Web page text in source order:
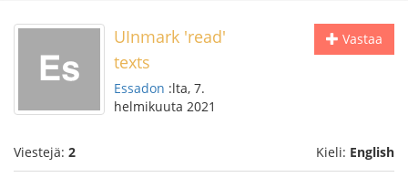
Vastaa
UInmark 'read'
texts
Essadon :lta, 7.
helmikuuta 2021
Viestejä: 2 Kieli: English